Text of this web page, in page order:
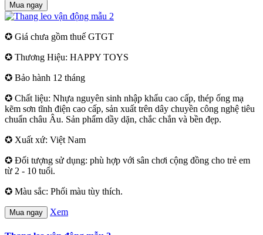
Mua ngay
✪ Giá chưa gồm thuế GTGT
✪ Thương Hiệu: HAPPY TOYS
✪ Bảo hành 12 tháng
✪ Chất liệu: Nhựa nguyên sinh nhập khẩu cao cấp, thép ống mạ
kẽm sơn tĩnh điện cao cấp, sản xuất trên dây chuyền công nghệ tiêu
chuẩn châu Âu. Sản phẩm dầy dặn, chắc chắn và bền đẹp.
✪ Xuất xứ: Việt Nam
✪ Đối tượng sử dụng: phù hợp với sân chơi cộng đồng cho trẻ em
từ 2 - 10 tuổi.
✪ Màu sắc: Phối màu tùy thích.
Mua ngay Xem